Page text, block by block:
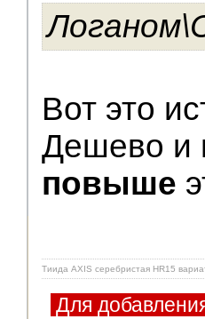
Вот это
Дешево и
повыше
Тиида AXIS серебристая HR15
Для